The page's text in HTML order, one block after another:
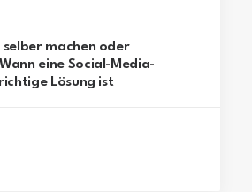
selber machen oder
eine Social-Media-
Lösung ist